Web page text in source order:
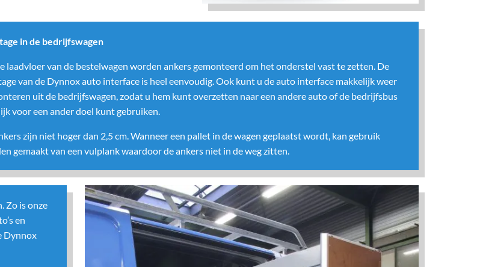
in de bedrijfswagen
laadvloer van de bestelwagen worden ankers gemonteerd om het onderstel vast te zetten. De
van de Dynnox auto interface is heel eenvoudig. Ook kunt u de auto interface makkelijk weer
uit de bedrijfswagen, zodat u hem kunt overzetten naar een andere auto of de bedrijfsbus
voor een ander doel kunt gebruiken.
zijn niet hoger dan 2,5 cm. Wanneer een pallet in de wagen geplaatst wordt, kan gebruik
gemaakt van een vulplank waardoor de ankers niet in de weg zitten.
Zo is onze
en
Dynnox